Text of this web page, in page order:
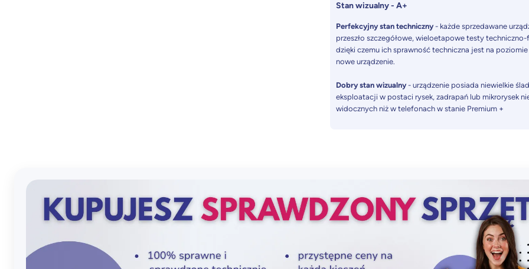
Stan wizualny - A+
Perfekcyjny stan techniczny- każde sprzedawane
przeszło szczegółowe, wieloetapowe testy
dzięki czemu ich sprawność techniczna jest na poziomie
nowe urządzenie.
Dobry stan wizualny- urządzenie posiada niewielkie
eksploatacji w postaci rysek, zadrapań lub mikrorysek
widocznych niż w telefonach w stanie Premium +